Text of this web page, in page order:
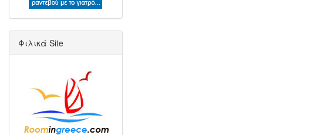
Φιλικά Site